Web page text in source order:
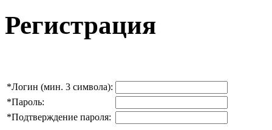
Регистрация
*Логин (мин. 3 символа):
*Пароль:
*Подтверждение пароля: